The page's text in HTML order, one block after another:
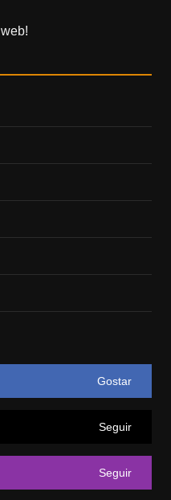
Gostar
Seguir
Seguir